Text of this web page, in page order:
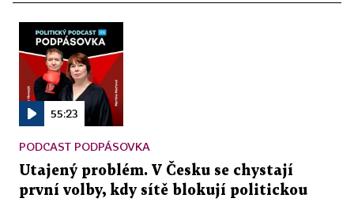
55:23
PODCAST PODPÁSOVKA
Utajený problém. V Česku se chystají
první volby, kdy sítě blokují politickou